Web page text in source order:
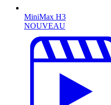
MiniMax H3
NOUVEAU